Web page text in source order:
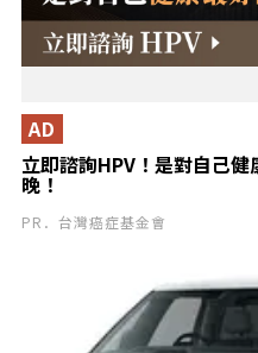
立即諮詢HPV！是對自己
晚！
AD
PR．台灣癌症基金會